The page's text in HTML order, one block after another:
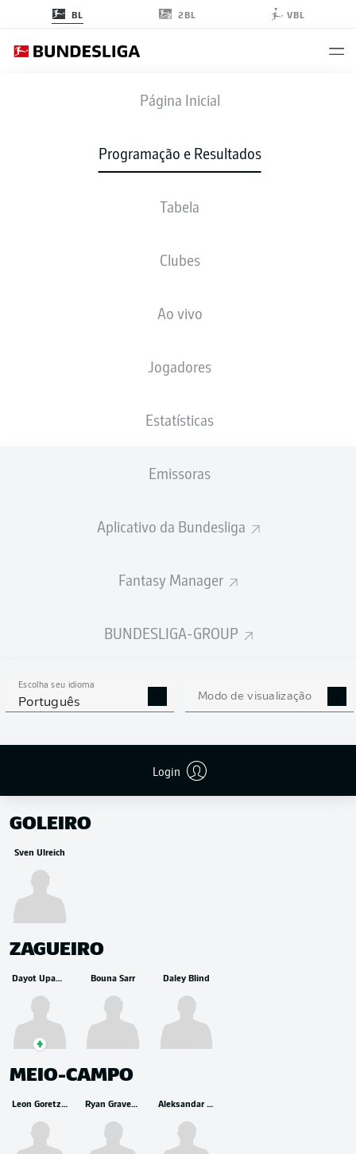
BL 2BL VBL
Página Inicial
Programação e Resultados
Tabela
Clubes
Ao vivo
Jogadores
Estatísticas
Emissoras
Aplicativo da Bundesliga
Fantasy Manager
BUNDESLIGA-GROUP
Escolha seu idioma
Português Modo de visualização
Login
FCB S04
6 0
ESCALAÇÕES
ESCALAÇÃO INICIAL
Yann Sommer
Joshua Kimmich
Jamal Musiala
GOLEIRO
Sven Ulreich
ZAGUEIRO
Dayot Upamecano Bouna Sarr Daley Blind
MEIO-CAMPO
Leon Goretzka Ryan Gravenberch Aleksandar Pavlovic